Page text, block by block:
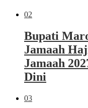
02
Bupati
Jamaah
Jamaah
Dini
03